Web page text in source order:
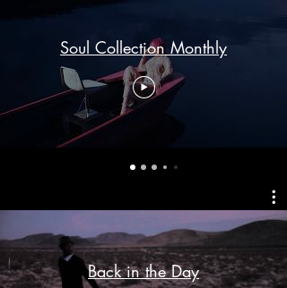
Soul Collection Monthly
Back in the Day